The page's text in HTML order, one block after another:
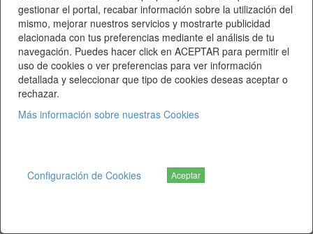
Recuérdame
Entrar
¿Ha olvidado su contraseña?
Telematel S.L.
gestionar el portal, recabar información sobre la utilización del
mismo, mejorar nuestros servicios y mostrarte publicidad
elacionada con tus preferencias mediante el análisis de tu
navegación. Puedes hacer click en ACEPTAR para permitir el
uso de cookies o ver preferencias para ver información
detallada y seleccionar que tipo de cookies deseas aceptar o
rechazar.
Más información sobre nuestras Cookies
Configuración de Cookies Aceptar